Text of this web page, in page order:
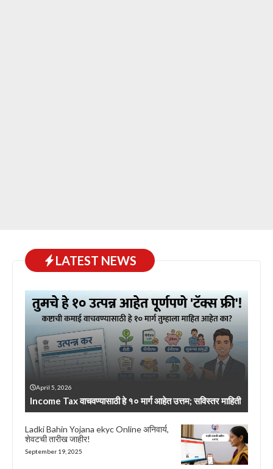
LATEST NEWS
April 5, 2026
Income Tax वाचवण्यासाठी हे १० मार्ग आहेत उत्तम; सविस्तर माहिती
Ladki Bahin Yojana ekyc Online अनिवार्य,
शेवटची तारीख जाहीर!
September 19, 2025